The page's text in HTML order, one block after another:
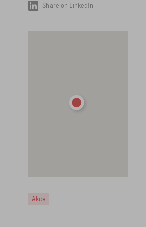
Share on LinkedIn
Akce